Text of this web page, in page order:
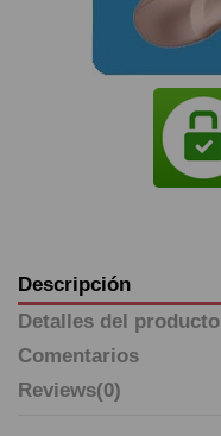
Descripción
Detalles del producto
Comentarios
Reviews(0)